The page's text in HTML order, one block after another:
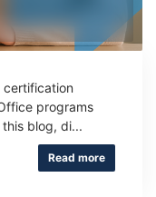
certification
programs
this blog, di...
Read more